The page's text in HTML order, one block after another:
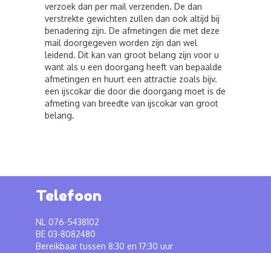
verzoek dan per mail verzenden. De dan
verstrekte gewichten zullen dan ook altijd bij
benadering zijn. De afmetingen die met deze
mail doorgegeven worden zijn dan wel
leidend. Dit kan van groot belang zijn voor u
want als u een doorgang heeft van bepaalde
afmetingen en huurt een attractie zoals bijv.
een ijscokar die door die doorgang moet is de
afmeting van breedte van ijscokar van groot
belang.
Telefoon
NL 076-5438102
BE 03-8082480
Bereikbaar tussen 8:30 en 17:30 uur